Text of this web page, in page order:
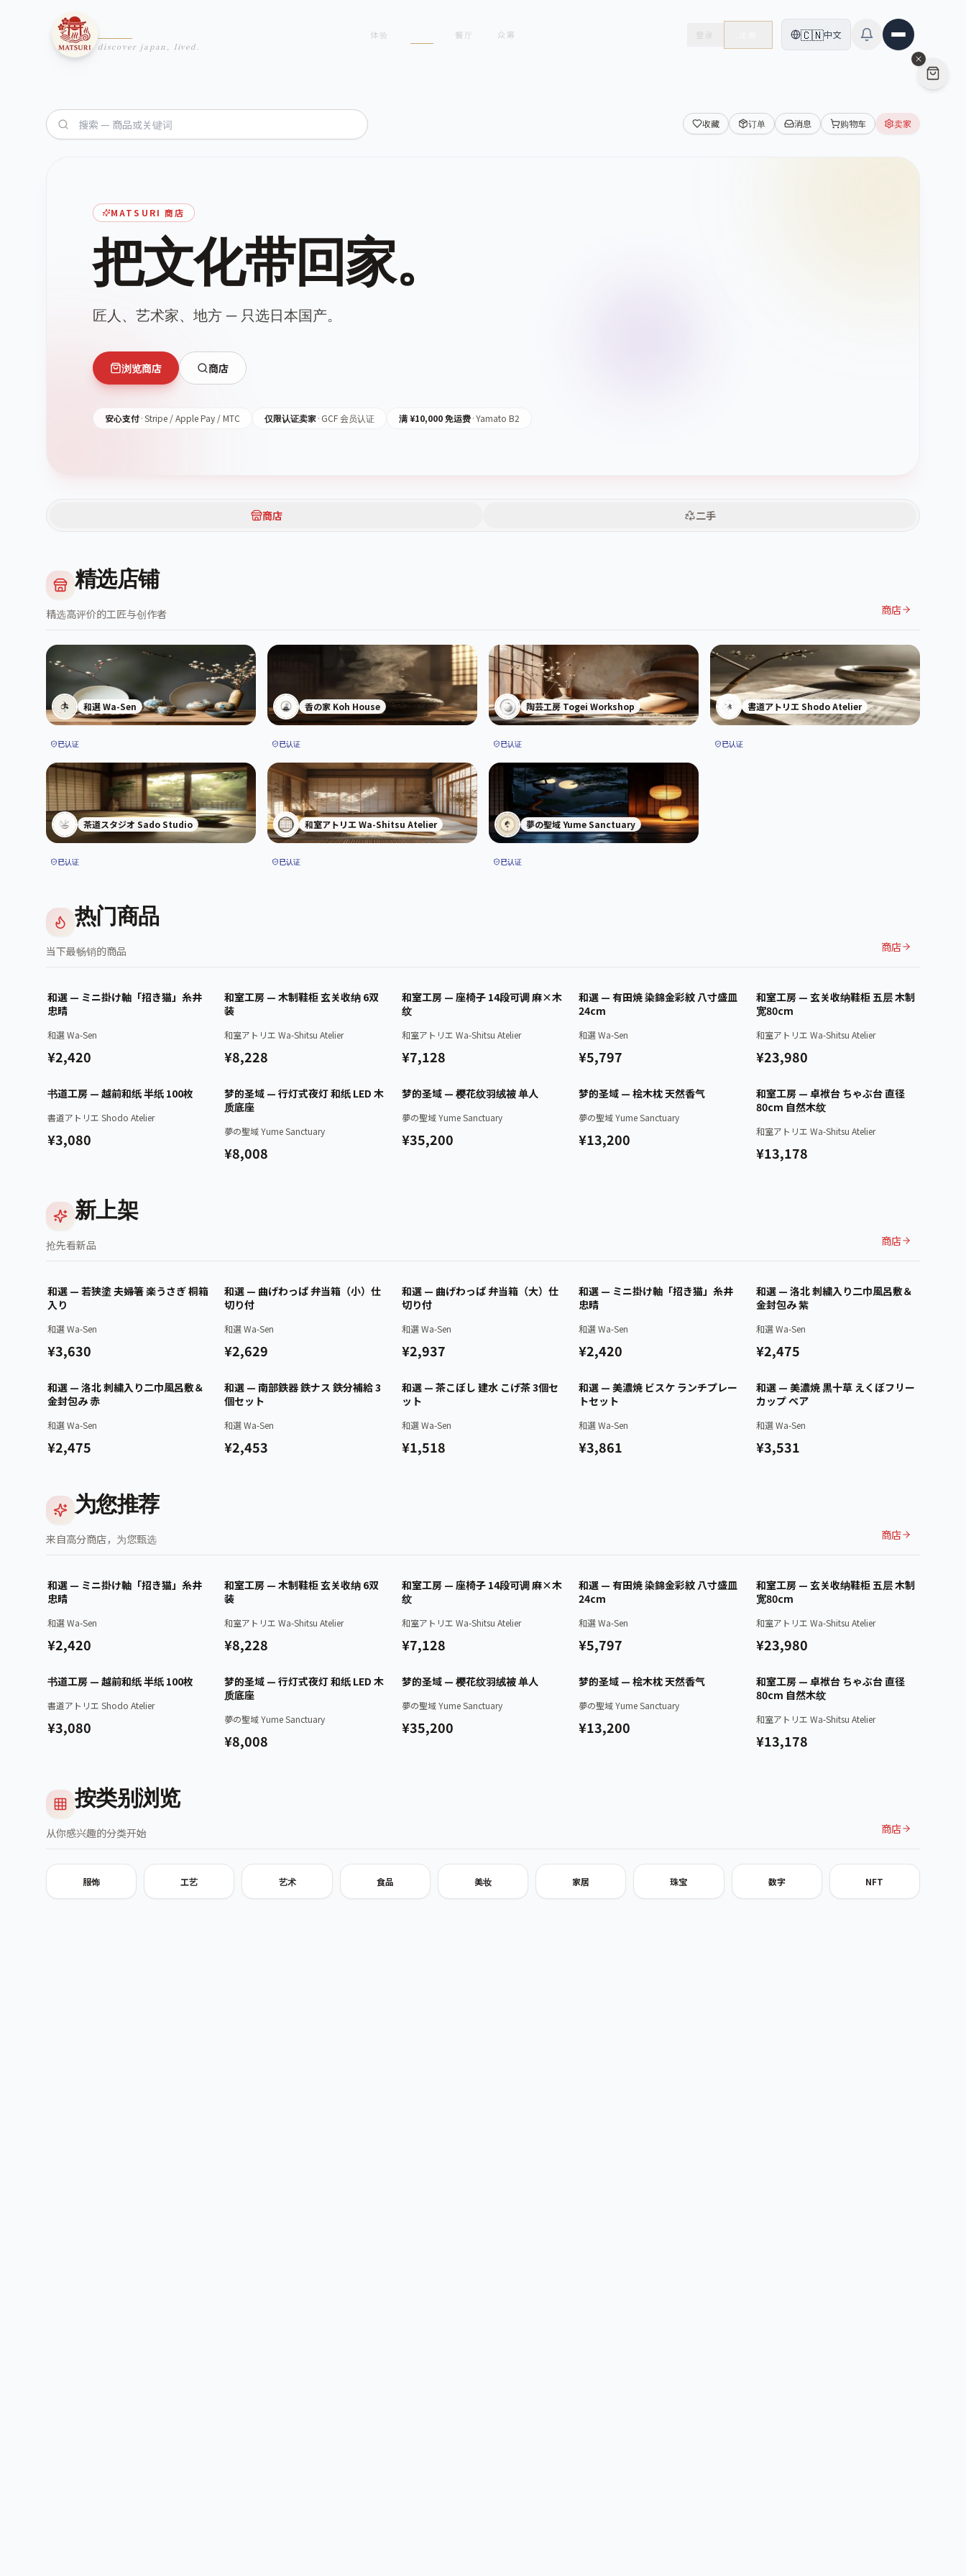
跳转到主要内容
discover japan, lived.
体验 餐厅 众筹 登录 🇨🇳中文
收藏 订单 消息 购物车 卖家
MATSURI 商店
把文化带回家。
匠人、艺术家、地方 ─ 只选日本国产。
浏览商店 商店
安心支付·Stripe / Apple Pay / MTC 仅限认证卖家· GCF 会员认证 满 ¥10,000 免运费·Yamato B2
商店 二手
精选店铺
精选高评价的工匠与创作者 商店
和選 Wa-Sen
已认证
香の家 Koh House
已认证
陶芸工房 Togei Workshop
已认证
書道アトリエ Shodo Atelier
已认证
茶道スタジオ Sado Studio
已认证
和室アトリエ Wa-Shitsu Atelier
已认证
夢の聖域 Yume Sanctuary
已认证
热门商品
当下最畅销的商品 商店
已认证
和選 — ミニ掛け軸「招き猫」糸井
忠晴
和選 Wa-Sen
¥2,420
已认证
和室工房 — 木制鞋柜 玄关收纳 6双
装
和室アトリエ Wa-Shitsu Atelier
¥8,228
已认证
和室工房 — 座椅子 14段可调 麻×木
纹
和室アトリエ Wa-Shitsu Atelier
¥7,128
已认证
和選 — 有田焼 染錦金彩紋 八寸盛皿
24cm
和選 Wa-Sen
¥5,797
已认证
和室工房 — 玄关收纳鞋柜 五层 木制
宽80cm
和室アトリエ Wa-Shitsu Atelier
¥23,980
已认证
书道工房 — 越前和纸 半纸 100枚
書道アトリエ Shodo Atelier
¥3,080
已认证
梦的圣域 — 行灯式夜灯 和纸 LED 木
质底座
夢の聖域 Yume Sanctuary
¥8,008
已认证
梦的圣域 — 樱花纹羽绒被 单人
夢の聖域 Yume Sanctuary
¥35,200
梦的圣域 — 桧木枕 天然香气
夢の聖域 Yume Sanctuary
¥13,200
已认证
和室工房 — 卓袱台 ちゃぶ台 直径
80cm 自然木纹
和室アトリエ Wa-Shitsu Atelier
¥13,178
新上架
抢先看新品 商店
已认证
和選 — 若狭塗 夫婦箸 楽うさぎ 桐箱
入り
和選 Wa-Sen
¥3,630
已认证
和選 — 曲げわっぱ 弁当箱（小）仕
切り付
和選 Wa-Sen
¥2,629
已认证
和選 — 曲げわっぱ 弁当箱（大）仕
切り付
和選 Wa-Sen
¥2,937
已认证
和選 — ミニ掛け軸「招き猫」糸井
忠晴
和選 Wa-Sen
¥2,420
已认证
和選 — 洛北 刺繍入り二巾風呂敷＆
金封包み 紫
和選 Wa-Sen
¥2,475
已认证
和選 — 洛北 刺繍入り二巾風呂敷＆
金封包み 赤
和選 Wa-Sen
¥2,475
已认证
和選 — 南部鉄器 鉄ナス 鉄分補給 3
個セット
和選 Wa-Sen
¥2,453
已认证
和選 — 茶こぼし 建水 こげ茶 3個セ
ット
和選 Wa-Sen
¥1,518
已认证
和選 — 美濃焼 ビスケ ランチプレー
トセット
和選 Wa-Sen
¥3,861
已认证
和選 — 美濃焼 黒十草 えくぼフリー
カップ ペア
和選 Wa-Sen
¥3,531
为您推荐
来自高分商店，为您甄选 商店
已认证
和選 — ミニ掛け軸「招き猫」糸井
忠晴
和選 Wa-Sen
¥2,420
已认证
和室工房 — 木制鞋柜 玄关收纳 6双
装
和室アトリエ Wa-Shitsu Atelier
¥8,228
已认证
和室工房 — 座椅子 14段可调 麻×木
纹
和室アトリエ Wa-Shitsu Atelier
¥7,128
已认证
和選 — 有田焼 染錦金彩紋 八寸盛皿
24cm
和選 Wa-Sen
¥5,797
已认证
和室工房 — 玄关收纳鞋柜 五层 木制
宽80cm
和室アトリエ Wa-Shitsu Atelier
¥23,980
已认证
书道工房 — 越前和纸 半纸 100枚
書道アトリエ Shodo Atelier
¥3,080
已认证
梦的圣域 — 行灯式夜灯 和纸 LED 木
质底座
夢の聖域 Yume Sanctuary
¥8,008
已认证
梦的圣域 — 樱花纹羽绒被 单人
夢の聖域 Yume Sanctuary
¥35,200
梦的圣域 — 桧木枕 天然香气
夢の聖域 Yume Sanctuary
¥13,200
已认证
和室工房 — 卓袱台 ちゃぶ台 直径
80cm 自然木纹
和室アトリエ Wa-Shitsu Atelier
¥13,178
按类别浏览
从你感兴趣的分类开始 商店
服饰 工艺 艺术 食品 美妆 家居 珠宝 数字 NFT